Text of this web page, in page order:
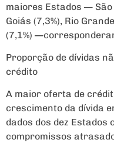
maiores Estados — São
Goiás (7,3%), Rio
(7,1%)
Proporção de dívidas
crédito
A maior oferta de
crescimento da dívida
dados dos dez Estados
compromissos